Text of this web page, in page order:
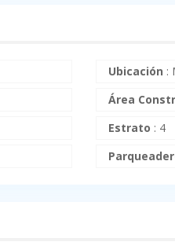
Ubicación :
Área
Estrato : 4